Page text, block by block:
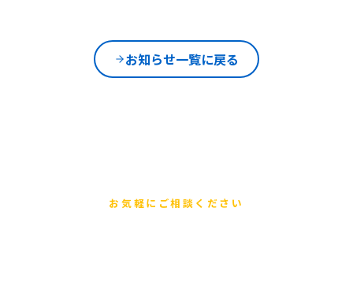
お知らせ一覧に戻る
お気軽にご相談ください